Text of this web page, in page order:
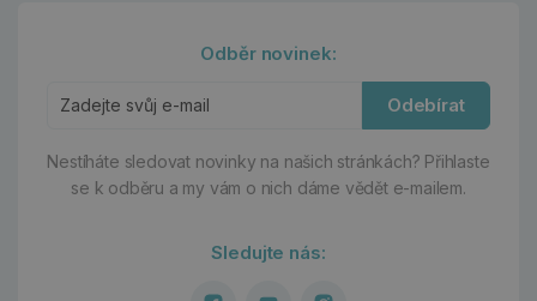
Odběr novinek:
Odebírat
Nestíháte sledovat novinky na našich stránkách? Přihlaste
se k odběru a my vám o nich dáme vědět e-mailem.
Sledujte nás: